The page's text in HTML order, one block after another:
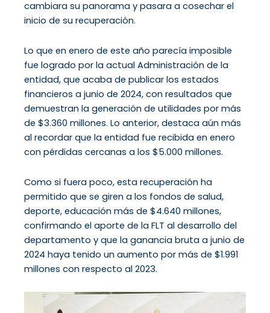
cambiara su panorama y pasara a cosechar el
inicio de su recuperación.
Lo que en enero de este año parecía imposible
fue logrado por la actual Administración de la
entidad, que acaba de publicar los estados
financieros a junio de 2024, con resultados que
demuestran la generación de utilidades por más
de $3.360 millones. Lo anterior, destaca aún más
al recordar que la entidad fue recibida en enero
con pérdidas cercanas a los $5.000 millones.
Como si fuera poco, esta recuperación ha
permitido que se giren a los fondos de salud,
deporte, educación más de $4.640 millones,
confirmando el aporte de la FLT al desarrollo del
departamento y que la ganancia bruta a junio de
2024 haya tenido un aumento por más de $1.991
millones con respecto al 2023.